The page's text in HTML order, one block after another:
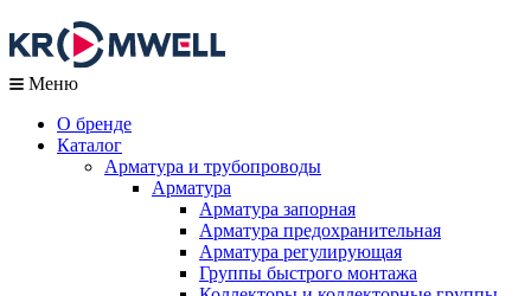
Меню
О бренде
Каталог
Арматура и трубопроводы
Арматура
Арматура запорная
Арматура предохранительная
Арматура регулирующая
Группы быстрого монтажа